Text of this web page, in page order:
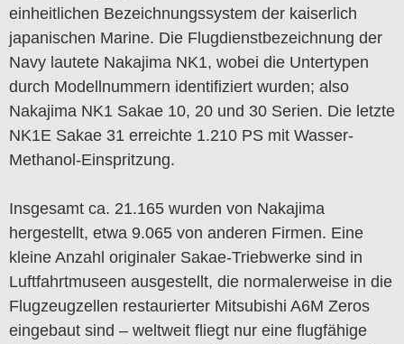
einheitlichen Bezeichnungssystem der kaiserlich
japanischen Marine. Die Flugdienstbezeichnung der
Navy lautete Nakajima NK1, wobei die Untertypen
durch Modellnummern identifiziert wurden; also
Nakajima NK1 Sakae 10, 20 und 30 Serien. Die letzte
NK1E Sakae 31 erreichte 1.210 PS mit Wasser-
Methanol-Einspritzung.
Insgesamt ca. 21.165 wurden von Nakajima
hergestellt, etwa 9.065 von anderen Firmen. Eine
kleine Anzahl originaler Sakae-Triebwerke sind in
Luftfahrtmuseen ausgestellt, die normalerweise in die
Flugzeugzellen restaurierter Mitsubishi A6M Zeros
eingebaut sind – weltweit fliegt nur eine flugfähige